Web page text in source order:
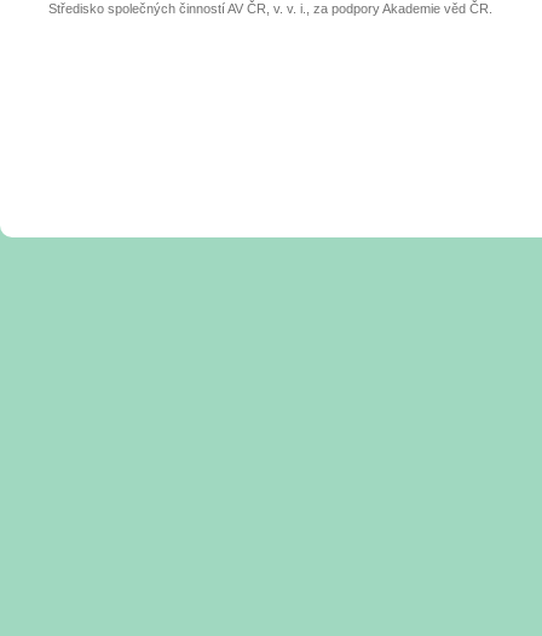
Středisko společných činností AV ČR, v. v. i., za podpory Akademie věd ČR.